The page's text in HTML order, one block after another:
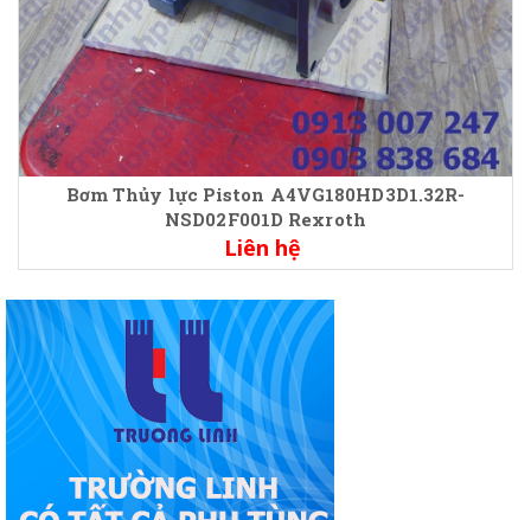
Bơm Thủy lực Piston A4VG180HD3D1.32R-
NSD02F001D Rexroth
Liên hệ